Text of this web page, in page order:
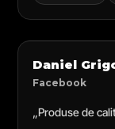
Daniel
Facebook
„Produse de